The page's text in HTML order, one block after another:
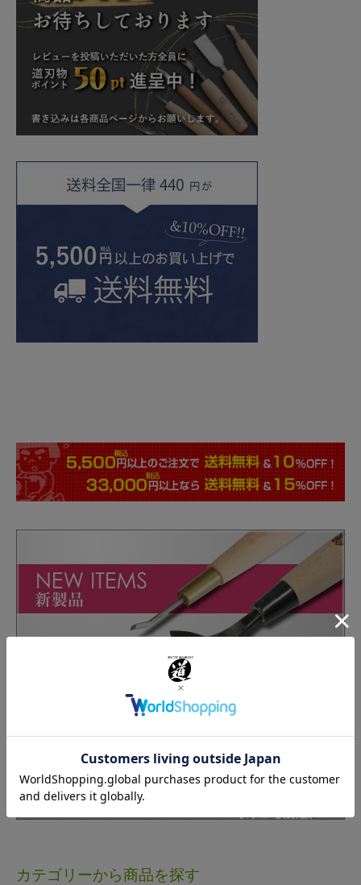
カテゴリーから商品を探す